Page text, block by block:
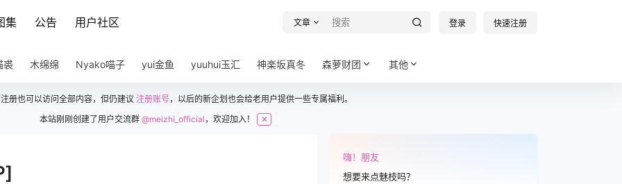
集 公告 用户社区 文章 登录 快速注册
裘 木绵绵 Nyako喵子 yui金鱼 yuuhui玉汇 神楽坂真冬 森萝财团 其他
册也可以访问全部内容，但仍建议 注册账号，以后的新企划也会给老用户提供一些专属福利。
本站刚刚创建了用户交流群@meizhi_official ，欢迎加入！ ✕
嗨！朋友
想要来点魅枝吗？